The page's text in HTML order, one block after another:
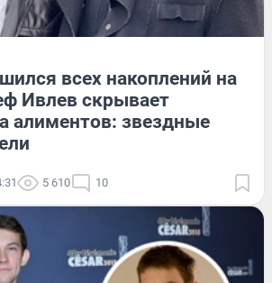
всех накоплений на
Ивлев скрывает
алиментов: звездные
5 610 10